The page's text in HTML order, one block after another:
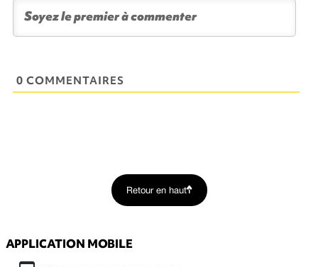
0 COMMENTAIRES
Retour en haut
APPLICATION MOBILE